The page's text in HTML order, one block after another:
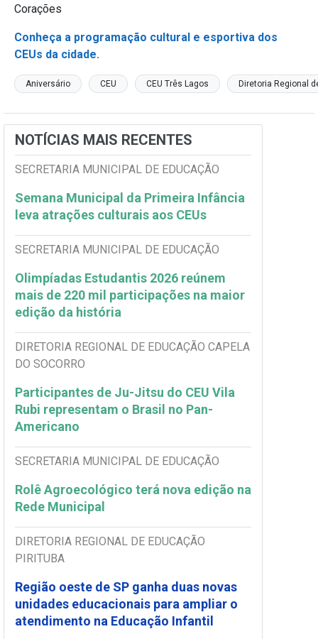
Corações
Conheça a programação cultural e esportiva dos
CEUs da cidade.
Aniversário CEU CEU Três Lagos Diretoria Regional
NOTÍCIAS MAIS RECENTES
SECRETARIA MUNICIPAL DE EDUCAÇÃO
Semana Municipal da Primeira Infância
leva atrações culturais aos CEUs
SECRETARIA MUNICIPAL DE EDUCAÇÃO
Olimpíadas Estudantis 2026 reúnem
mais de 220 mil participações na maior
edição da história
DIRETORIA REGIONAL DE EDUCAÇÃO CAPELA
DO SOCORRO
Participantes de Ju-Jitsu do CEU Vila
Rubi representam o Brasil no Pan-
Americano
SECRETARIA MUNICIPAL DE EDUCAÇÃO
Rolê Agroecológico terá nova edição na
Rede Municipal
DIRETORIA REGIONAL DE EDUCAÇÃO
PIRITUBA
Região oeste de SP ganha duas novas
unidades educacionais para ampliar o
atendimento na Educação Infantil